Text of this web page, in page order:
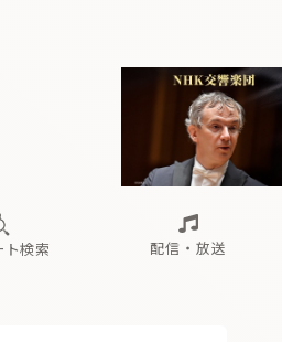
ト検索 配信・放送
Aからの眺望